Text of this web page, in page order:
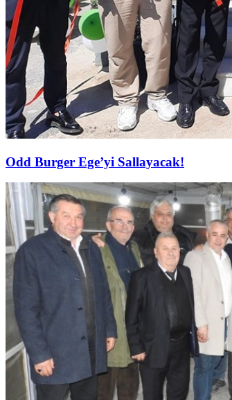
Odd Burger Ege’yi Sallayacak!